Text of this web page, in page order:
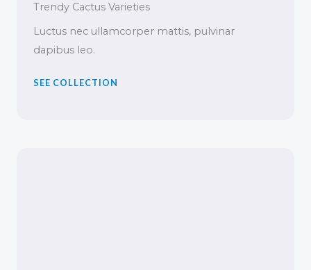
Trendy Cactus Varieties
Luctus nec ullamcorper mattis, pulvinar
dapibus leo.
SEE COLLECTION